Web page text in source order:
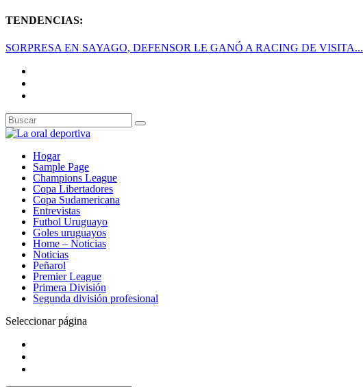
TENDENCIAS:
SORPRESA EN SAYAGO, DEFENSOR LE GANÓ A RACING DE VISITA...
Hogar
Sample Page
Champions League
Copa Libertadores
Copa Sudamericana
Entrevistas
Futbol Uruguayo
Goles uruguayos
Home – Noticias
Noticias
Peñarol
Premier League
Primera División
Segunda división profesional
Seleccionar página